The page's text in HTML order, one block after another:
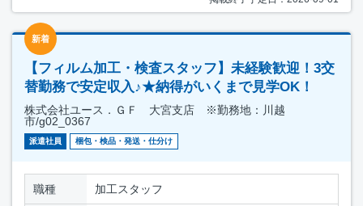
新着
【フィルム加工・検査スタッフ】未経験歓迎！3交
替勤務で安定収入♪★納得がいくまで見学OK！
株式会社ユース．ＧＦ 大宮支店 ※勤務地：川越
市/g02_0367
派遣社員 梱包・検品・発送・仕分け
職種 加工スタッフ